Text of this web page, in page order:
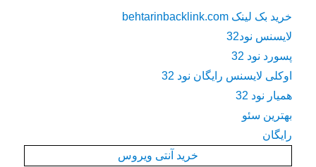
خرید بک لینک behtarinbacklink.com
لایسنس نود32
پسورد نود 32
اوکلی لایسنس رایگان نود 32
همیار نود 32
بهترین سئو
رایگان
خرید آنتی ویروس